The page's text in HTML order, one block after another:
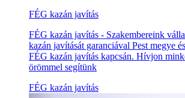
FÉG kazán javítás
FÉG kazán javítás - Szakembereink
kazán javítását garanciával Pest megye
FÉG kazán javítás kapcsán. Hívjon
örömmel segítünk
FÉG kazán javítás